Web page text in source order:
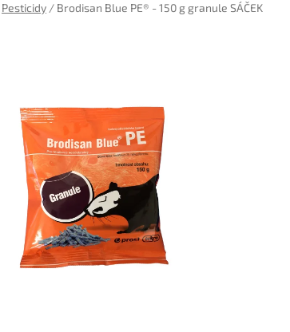
Pesticidy / Brodisan Blue PE® - 150 g granule SÁČEK